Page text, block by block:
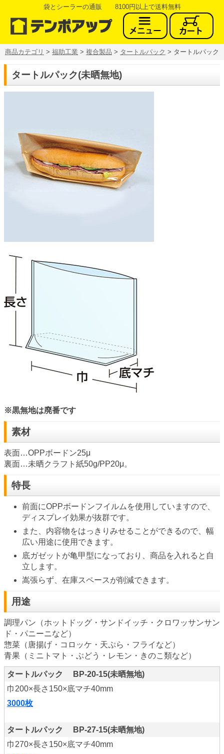
袋とシーラーの通販 8100円以上で送料無料
商品カテゴリ > 福助工業 > 複合製品 > タートルパック > タートルパック
タートルパック(未晒無地)
※黒無地は廃番です
素材
表面…OPPボードン25μ
裏面…未晒クラフト紙50g/PP20μ。
特長
前面にOPPボードンフイルムを使用していますので、
ディスプレイ効果が抜群です。
また、内容物をはっきりみせることができるので、幅
広い用途に使用できます。
底ガゼットが亀甲型になっており、商品を入れると自
立します。
嵩張らず、在庫スペースが削減できます。
用途
調理パン（ホットドッグ・サンドイッチ・クロワッサンサン
ド・パニーニなど）
惣菜（唐揚げ・コロッケ・天ぷら・フライなど）
青果（ミニトマト・ぶどう・レモン・きのこ類など）
タートルパック BP-20-15(未晒無地)
巾200×長さ150×底マチ40mm
3000枚
タートルパック BP-27-15(未晒無地)
巾270×長さ150×底マチ40mm